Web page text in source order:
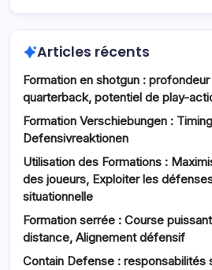
Articles récents
Formation en shotgun :
quarterback, potentiel de play-
Formation Verschiebungen :
Defensivreaktionen
Utilisation des Formations :
des joueurs, Exploiter les
situationnelle
Formation serrée : Course
distance, Alignement défensif
Contain Defense : responsabilités